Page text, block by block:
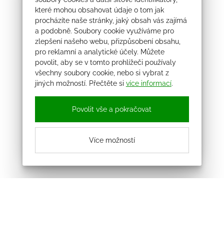
které mohou obsahovat údaje o tom jak
procházíte naše stránky, jaký obsah vás zajímá
a podobně. Soubory cookie využíváme pro
zlepšení našeho webu, přizpůsobení obsahu,
pro reklamní a analytické účely. Můžete
povolit, aby se v tomto prohlížeči používaly
všechny soubory cookie, nebo si vybrat z
jiných možností. Přečtěte si více informací.
Povolit vše a pokračovat
Více možností